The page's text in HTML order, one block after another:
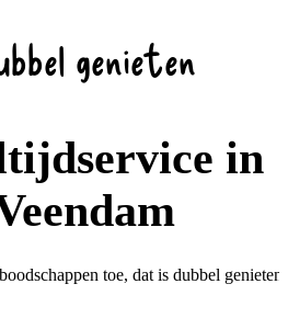
genieten
in
toe, dat is dubbel genieten!